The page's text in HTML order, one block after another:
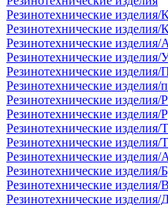
Резинотехнические
Резинотехнические изделия/
Резинотехнические
Резинотехнические изделия/
Резинотехнические изделия/
Резинотехнические изделия/
Резинотехнические изделия/
Резинотехнические изделия/
Резинотехнические изделия/
Резинотехнические
Резинотехнические
Резинотехнические изделия/
Резинотехнические изделия/
Резинотехнические изделия/